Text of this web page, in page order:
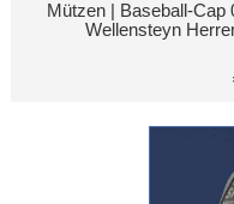
Mützen | Baseball-
Wellensteyn